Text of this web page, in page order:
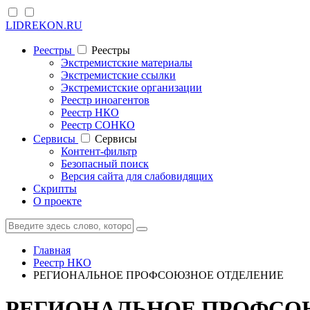
LIDREKON.RU
Реестры
Реестры
Экстремистские материалы
Экстремистские ссылки
Экстремистские организации
Реестр иноагентов
Реестр НКО
Реестр СОНКО
Cервисы
Cервисы
Контент-фильтр
Безопасный поиск
Версия сайта для слабовидящих
Скрипты
О проекте
Главная
Реестр НКО
РЕГИОНАЛЬНОЕ ПРОФСОЮЗНОЕ ОТДЕЛЕНИЕ